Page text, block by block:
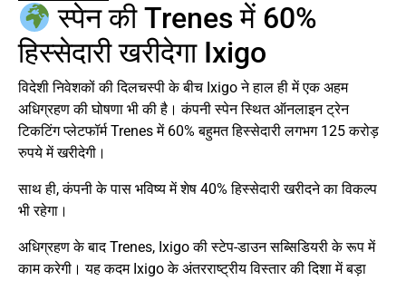
स्पेन की Trenes में 60%
हिस्सेदारी खरीदेगा Ixigo
विदेशी निवेशकों की दिलचस्पी के बीच Ixigo ने हाल ही में एक अहम
अधिग्रहण की घोषणा भी की है। कंपनी स्पेन स्थित ऑनलाइन ट्रेन
टिकटिंग प्लेटफॉर्म Trenes में 60% बहुमत हिस्सेदारी लगभग 125 करोड़
रुपये में खरीदेगी।
साथ ही, कंपनी के पास भविष्य में शेष 40% हिस्सेदारी खरीदने का विकल्प
भी रहेगा।
अधिग्रहण के बाद Trenes, Ixigo की स्टेप-डाउन सब्सिडियरी के रूप में
काम करेगी। यह कदम Ixigo के अंतरराष्ट्रीय विस्तार की दिशा में बड़ा